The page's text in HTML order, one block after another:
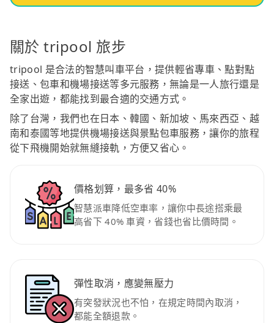
關於 tripool 旅步
tripool 是合法的智慧叫車平台，提供輕省專車、點對點
接送、包車和機場接送等多元服務，無論是一人旅行還是
全家出遊，都能找到最合適的交通方式。
除了台灣，我們也在日本、韓國、新加坡、馬來西亞、越
南和泰國等地提供機場接送與景點包車服務，讓你的旅程
從下飛機開始就無縫接軌，方便又省心。
價格划算，最多省 40%
智慧派車降低空車率，讓你中長途搭乘最
高省下 40% 車資，省錢也省比價時間。
彈性取消，應變無壓力
有突發狀況也不怕，在規定時間內取消，
都能全額退款。